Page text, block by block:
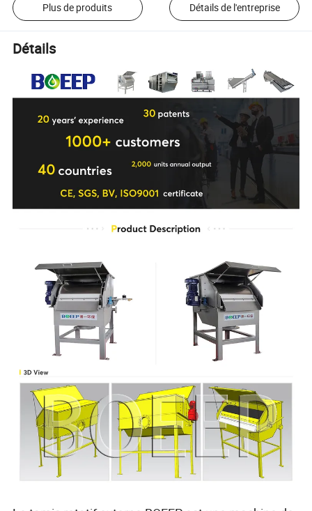
Plus de produits Détails de l'entreprise
Détails